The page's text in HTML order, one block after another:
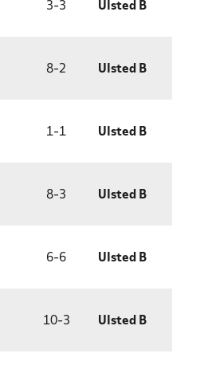
3-3 Ulsted B
8-2 Ulsted B
1-1 Ulsted B
8-3 Ulsted B
6-6 Ulsted B
10-3 Ulsted B